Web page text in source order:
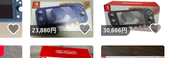
他フリマ実績◯+ このユーザーは他フリマサ
スピード&安心発送
出品ページへ
キャンセル
いいね！
23,880円 いいね！
30,666円